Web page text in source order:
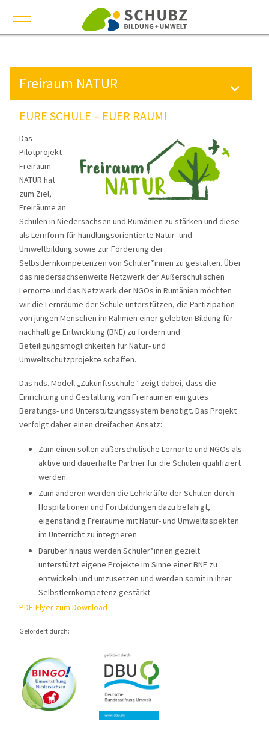
Mobile Menu Toggle
Freiraum NATUR
EURE SCHULE – EUER RAUM!
Das
Pilotprojekt
Freiraum
NATUR hat
zum Ziel,
Freiräume an
Schulen in Niedersachsen und Rumänien zu stärken und diese
als Lernform für handlungsorientierte Natur- und
Umweltbildung sowie zur Förderung der
Selbstlernkompetenzen von Schüler*innen zu gestalten. Über
das niedersachsenweite Netzwerk der Außerschulischen
Lernorte und das Netzwerk der NGOs in Rumänien möchten
wir die Lernräume der Schule unterstützen, die Partizipation
von jungen Menschen im Rahmen einer gelebten Bildung für
nachhaltige Entwicklung (BNE) zu fördern und
Beteiligungsmöglichkeiten für Natur- und
Umweltschutzprojekte schaffen.
Das nds. Modell „Zukunftsschule“ zeigt dabei, dass die
Einrichtung und Gestaltung von Freiräumen ein gutes
Beratungs- und Unterstützungssystem benötigt. Das Projekt
verfolgt daher einen dreifachen Ansatz:
Zum einen sollen außerschulische Lernorte und NGOs als
aktive und dauerhafte Partner für die Schulen qualifiziert
werden.
Zum anderen werden die Lehrkräfte der Schulen durch
Hospitationen und Fortbildungen dazu befähigt,
eigenständig Freiräume mit Natur- und Umweltaspekten
im Unterricht zu integrieren.
Darüber hinaus werden Schüler*innen gezielt
unterstützt eigene Projekte im Sinne einer BNE zu
entwickeln und umzusetzen und werden somit in ihrer
Selbstlernkompetenz gestärkt.
PDF-Flyer zum Download
Gefördert durch: